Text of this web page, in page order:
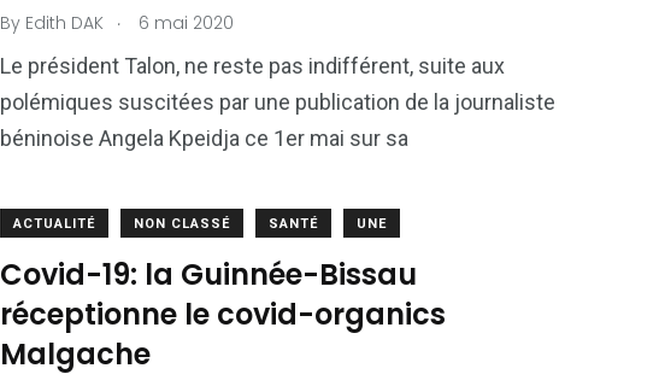
By Edith DAK . 6 mai 2020
Le président Talon, ne reste pas indifférent, suite aux
polémiques suscitées par une publication de la journaliste
béninoise Angela Kpeidja ce 1er mai sur sa
ACTUALITÉ NON CLASSÉ SANTÉ UNE
Covid-19: la Guinnée-Bissau
réceptionne le covid-organics
Malgache